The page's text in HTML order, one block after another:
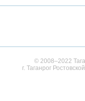
© 2008–2022
г. Таганрог